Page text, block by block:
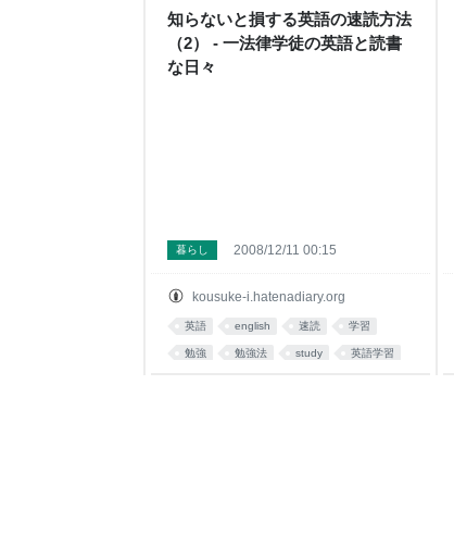
ということは、明らかであった。神田昌
典氏は著書『お金と英語の非常識な関係
（下）』で洋書のフォトリーディング方
法を紹介し
知らないと損する英語の速読方法
（2） - 一法律学徒の英語と読書
な日々
kousuke-i.hatenadiary.org
暮らし 2008/12/11 00:15
英語 english 速読 学習
勉強 勉強法 study 英語学習